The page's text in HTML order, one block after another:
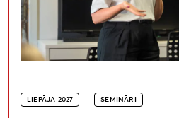
LIEPĀJA 2027 SEMINĀRI